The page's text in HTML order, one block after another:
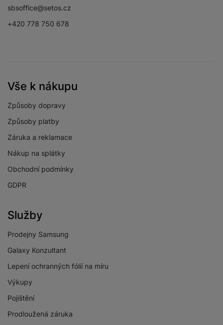
sbsoffice@setos.cz
+420 778 750 678
Vše k nákupu
Způsoby dopravy
Způsoby platby
Záruka a reklamace
Nákup na splátky
Obchodní podmínky
GDPR
Služby
Prodejny Samsung
Galaxy Konzultant
Lepení ochranných fólií na míru
Výkupy
Pojištění
Prodloužená záruka